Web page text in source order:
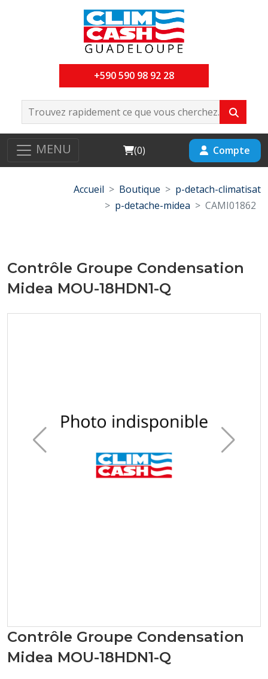
+590 590 98 92 28
MENU Cart
(0) Compte
Accueil Boutique
p-detach-climatisat
p-detache-midea
CAMI01862
Contrôle Groupe Condensation
Midea MOU-18HDN1-Q
Contrôle Groupe Condensation
Midea MOU-18HDN1-Q